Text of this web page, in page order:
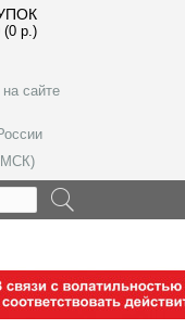
(0 р.)
сайте
МСК)